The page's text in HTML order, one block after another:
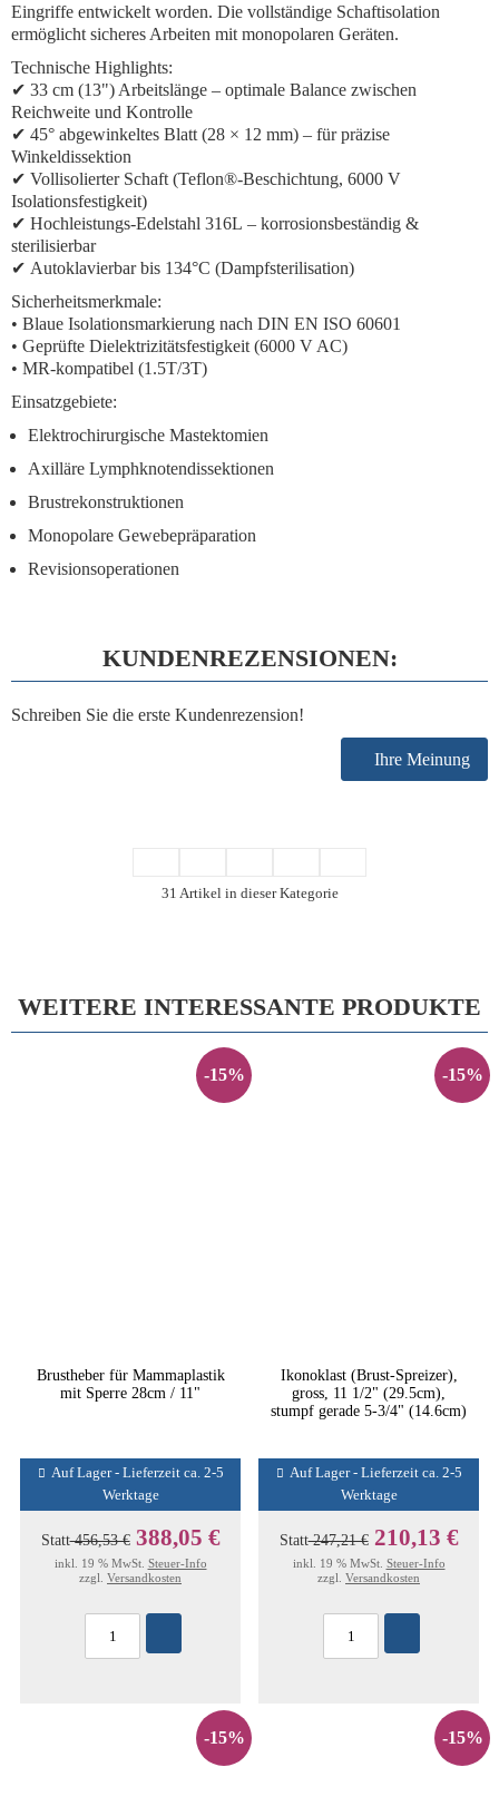
Eingriffe entwickelt worden. Die vollständige Schaftisolation
ermöglicht sicheres Arbeiten mit monopolaren Geräten.
Technische Highlights:
✔ 33 cm (13") Arbeitslänge – optimale Balance zwischen
Reichweite und Kontrolle
✔ 45° abgewinkeltes Blatt (28 × 12 mm) – für präzise
Winkeldissektion
✔ Vollisolierter Schaft (Teflon®-Beschichtung, 6000 V
Isolationsfestigkeit)
✔ Hochleistungs-Edelstahl 316L – korrosionsbeständig &
sterilisierbar
✔ Autoklavierbar bis 134°C (Dampfsterilisation)
Sicherheitsmerkmale:
• Blaue Isolationsmarkierung nach DIN EN ISO 60601
• Geprüfte Dielektrizitätsfestigkeit (6000 V AC)
• MR-kompatibel (1.5T/3T)
Einsatzgebiete:
Elektrochirurgische Mastektomien
Axilläre Lymphknotendissektionen
Brustrekonstruktionen
Monopolare Gewebepräparation
Revisionsoperationen
KUNDENREZENSIONEN:
Schreiben Sie die erste Kundenrezension!
Ihre Meinung
31 Artikel in dieser Kategorie
WEITERE INTERESSANTE PRODUKTE
-15%
Brustheber für Mammaplastik
mit Sperre 28cm / 11"
Auf Lager - Lieferzeit ca. 2-5
Werktage
Statt456,53 € 388,05 €
inkl. 19 % MwSt. Steuer-Info
zzgl. Versandkosten
-15%
Ikonoklast (Brust-Spreizer),
gross, 11 1/2" (29.5cm),
stumpf gerade 5-3/4" (14.6cm)
Auf Lager - Lieferzeit ca. 2-5
Werktage
Statt247,21 € 210,13 €
inkl. 19 % MwSt. Steuer-Info
zzgl. Versandkosten
-15% -15%